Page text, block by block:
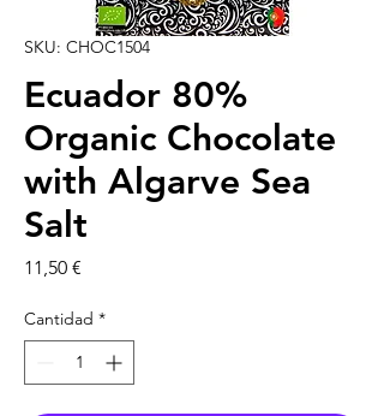
SKU: CHOC1504
Ecuador 80%
Organic Chocolate
with Algarve Sea
Salt
11,50 €
Cantidad *